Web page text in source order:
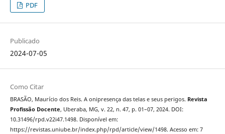
PDF
Publicado
2024-07-05
Como Citar
BRASÃO, Maurício dos Reis. A onipresença das telas e seus perigos. Revista
Profissão Docente, Uberaba, MG, v. 22, n. 47, p. 01–07, 2024. DOI:
10.31496/rpd.v22i47.1498. Disponível em:
https://revistas.uniube.br/index.php/rpd/article/view/1498. Acesso em: 7